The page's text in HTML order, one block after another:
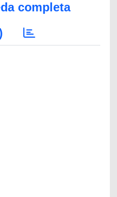
completa